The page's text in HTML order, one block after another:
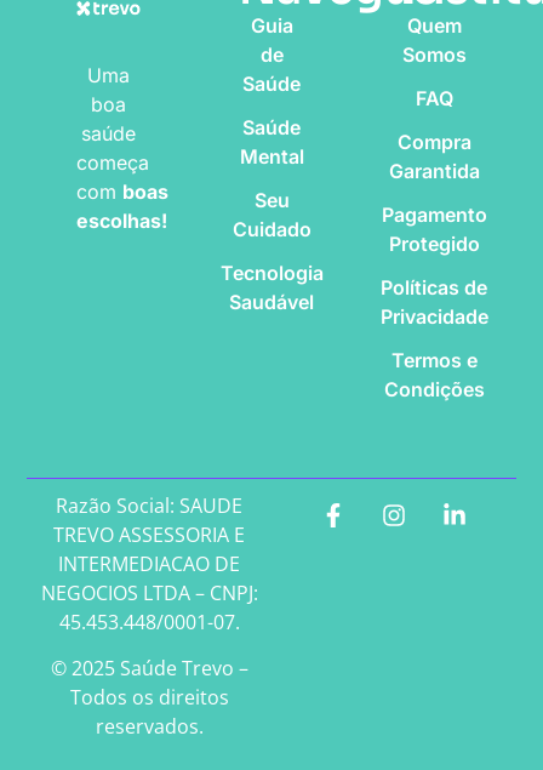
Uma
boa
saúde
começa
com boas
escolhas!
Guia
de
Saúde
Saúde
Mental
Seu
Cuidado
Tecnologia
Saudável
Quem
Somos
FAQ
Compra
Garantida
Pagamento
Protegido
Políticas de
Privacidade
Termos e
Condições
Razão Social: SAUDE
TREVO ASSESSORIA E
INTERMEDIACAO DE
NEGOCIOS LTDA – CNPJ:
45.453.448/0001-07.
© 2025 Saúde Trevo –
Todos os direitos
reservados.